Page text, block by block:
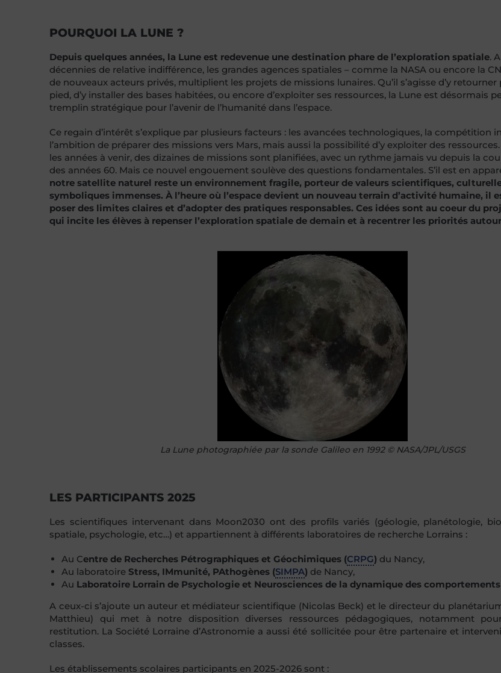
POURQUOI LA LUNE ?
Depuis quelques années, la Lune est redevenue une destination phare de l’exploration spatiale.
décennies de relative indifférence, les grandes agences spatiales – comme la NASA ou encore la
de nouveaux acteurs privés, multiplient les projets de missions lunaires. Qu’il s’agisse d’y
pied, d’y installer des bases habitées, ou encore d’exploiter ses ressources, la Lune est désormais
tremplin stratégique pour l’avenir de l’humanité dans l’espace.
Ce regain d’intérêt s’explique par plusieurs facteurs : les avancées technologiques, la compétition
l’ambition de préparer des missions vers Mars, mais aussi la possibilité d’y exploiter des
les années à venir, des dizaines de missions sont planifiées, avec un rythme jamais vu depuis la
des années 60. Mais ce nouvel engouement soulève des questions fondamentales. S’il est en
notre satellite naturel reste un environnement fragile, porteur de valeurs scientifiques,
symboliques immenses. À l’heure où l’espace devient un nouveau terrain d’activité humaine, il
poser des limites claires et d’adopter des pratiques responsables. Ces idées sont au coeur du
qui incite les élèves à repenser l’exploration spatiale de demain et à recentrer les priorités
La Lune photographiée par la sonde Galileo en 1992 © NASA/JPL/USGS
LES PARTICIPANTS 2025
Les scientifiques intervenant dans Moon2030 ont des profils variés (géologie, planétologie,
spatiale, psychologie, etc…) et appartiennent à différents laboratoires de recherche Lorrains :
Au Centre de Recherches Pétrographiques et Géochimiques (CRPG) du Nancy,
Au laboratoire Stress, IMmunité, PAthogènes (SIMPA) de Nancy,
Au Laboratoire Lorrain de Psychologie et Neurosciences de la dynamique des
A ceux-ci s’ajoute un auteur et médiateur scientifique (Nicolas Beck) et le directeur du
Matthieu) qui met à notre disposition diverses ressources pédagogiques, notamment
restitution. La Société Lorraine d’Astronomie a aussi été sollicitée pour être partenaire et
classes.
Les établissements scolaires participants en 2025-2026 sont :